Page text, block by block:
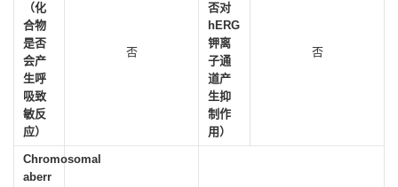
（化
合物
是否
会产
生呼
吸致
敏反
应）
否
否对
hERG
钾离
子通
道产
生抑
制作
用）
否
Chromosomal
aberr